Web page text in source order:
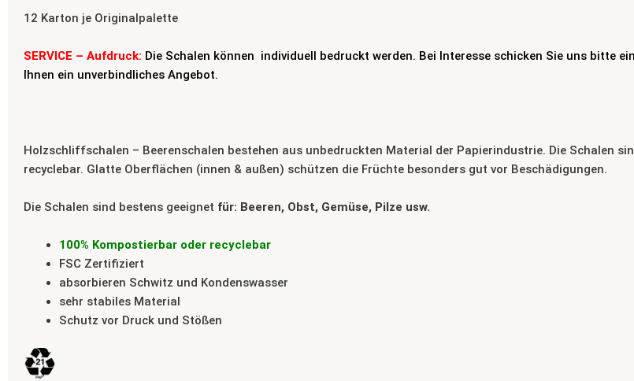
12 Karton je Originalpalette
SERVICE – Aufdruck: Die Schalen können individuell bedruckt werden. Bei Interesse schicken Sie uns bitte
Ihnen ein unverbindliches Angebot.
Holzschliffschalen – Beerenschalen bestehen aus unbedruckten Material der Papierindustrie. Die Schalen
recyclebar. Glatte Oberflächen (innen & außen) schützen die Früchte besonders gut vor Beschädigungen.
Die Schalen sind bestens geeignet für: Beeren, Obst, Gemüse, Pilze usw.
100% Kompostierbar oder recyclebar
FSC Zertifiziert
absorbieren Schwitz und Kondenswasser
sehr stabiles Material
Schutz vor Druck und Stößen